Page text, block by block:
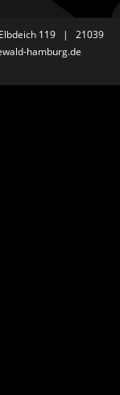
119 | 21039
hamburg.de